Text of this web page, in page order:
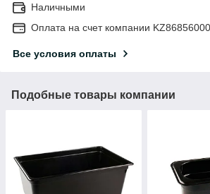
Наличными
Оплата на счет компании
Все условия оплаты
Подобные товары компании